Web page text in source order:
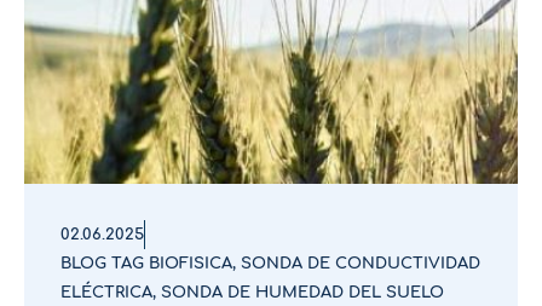
02.06.2025
BLOG TAG BIOFISICA, SONDA DE CONDUCTIVIDAD
ELÉCTRICA, SONDA DE HUMEDAD DEL SUELO